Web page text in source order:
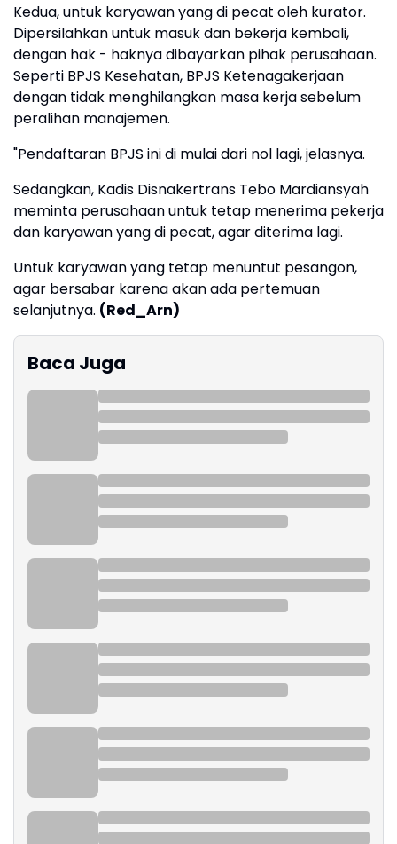
Kedua, untuk karyawan yang di pecat oleh kurator.
Dipersilahkan untuk masuk dan bekerja kembali,
dengan hak - haknya dibayarkan pihak perusahaan.
Seperti BPJS Kesehatan, BPJS Ketenagakerjaan
dengan tidak menghilangkan masa kerja sebelum
peralihan manajemen.
"Pendaftaran BPJS ini di mulai dari nol lagi, jelasnya.
Sedangkan, Kadis Disnakertrans Tebo Mardiansyah
meminta perusahaan untuk tetap menerima pekerja
dan karyawan yang di pecat, agar diterima lagi.
Untuk karyawan yang tetap menuntut pesangon,
agar bersabar karena akan ada pertemuan
selanjutnya. (Red_Arn)
Baca Juga